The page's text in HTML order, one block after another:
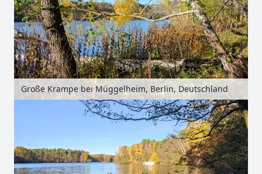
Große Krampe bei Müggelheim, Berlin, Deutschland